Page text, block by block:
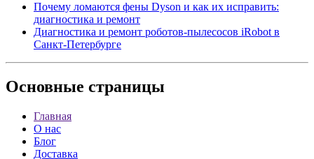
Почему ломаются фены Dyson и как их исправить:
диагностика и ремонт
Диагностика и ремонт роботов-пылесосов iRobot в
Санкт-Петербурге
Основные страницы
Главная
О нас
Блог
Доставка